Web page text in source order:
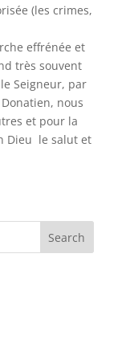
(les crimes,
effrénée et
très souvent
Seigneur, par
nous
et pour la
Dieu le salut et
Search